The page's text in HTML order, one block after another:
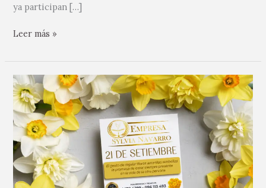
ya participan […]
Leer más »
Este
21
de
setiembre
en
Empresa
Sylvia
Navarro